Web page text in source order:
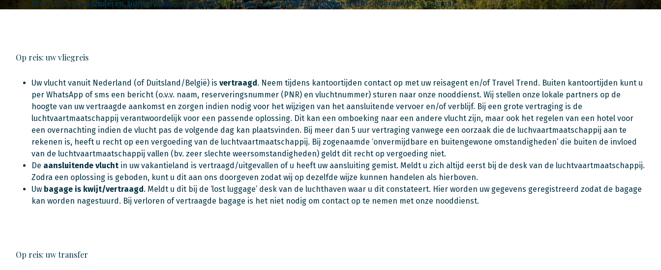
Moet u de reisannuleren, buitenkantoortijden? Neem contact op met onze nooddienst (zie onderaan deze pagina).
Op reis: uw vliegreis
Uw vlucht vanuit Nederland (of Duitsland/België) is vertraagd. Neem tijdens kantoortijden contact op met uw reisagent en/of Travel Trend. Buiten kantoortijden kunt u
per WhatsApp of sms een bericht (o.v.v. naam, reserveringsnummer (PNR) en vluchtnummer) sturen naar onze nooddienst. Wij stellen onze lokale partners op de
hoogte van uw vertraagde aankomst en zorgen indien nodig voor het wijzigen van het aansluitende vervoer en/of verblijf. Bij een grote vertraging is de
luchtvaartmaatschappij verantwoordelijk voor een passende oplossing. Dit kan een omboeking naar een andere vlucht zijn, maar ook het regelen van een hotel voor
een overnachting indien de vlucht pas de volgende dag kan plaatsvinden. Bij meer dan 5 uur vertraging vanwege een oorzaak die de luchvaartmaatschappij aan te
rekenen is, heeft u recht op een vergoeding van de luchtvaartmaatschappij. Bij zogenaamde ‘onvermijdbare en buitengewone omstandigheden’ die buiten de invloed
van de luchtvaartmaatschappij vallen (bv. zeer slechte weersomstandigheden) geldt dit recht op vergoeding niet.
De aansluitende vlucht in uw vakantieland is vertraagd/uitgevallen of u heeft uw aansluiting gemist. Meldt u zich altijd eerst bij de desk van de luchtvaartmaatschappij.
Zodra een oplossing is geboden, kunt u dit aan ons doorgeven zodat wij op dezelfde wijze kunnen handelen als hierboven.
Uw bagage is kwijt/vertraagd. Meldt u dit bij de ‘lost luggage’ desk van de luchthaven waar u dit constateert. Hier worden uw gegevens geregistreerd zodat de bagage
kan worden nagestuurd. Bij verloren of vertraagde bagage is het niet nodig om contact op te nemen met onze nooddienst.
Op reis: uw transfer